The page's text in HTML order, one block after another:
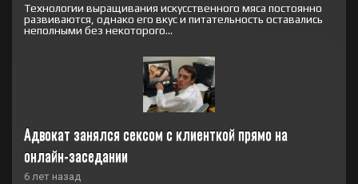
Технологии выращивания искусственного мяса постоянно
развиваются, однако его вкус и питательность оставались
неполными без некоторого...
Адвокат занялся сексом с клиенткой прямо на
онлайн-заседании
6 лет назад